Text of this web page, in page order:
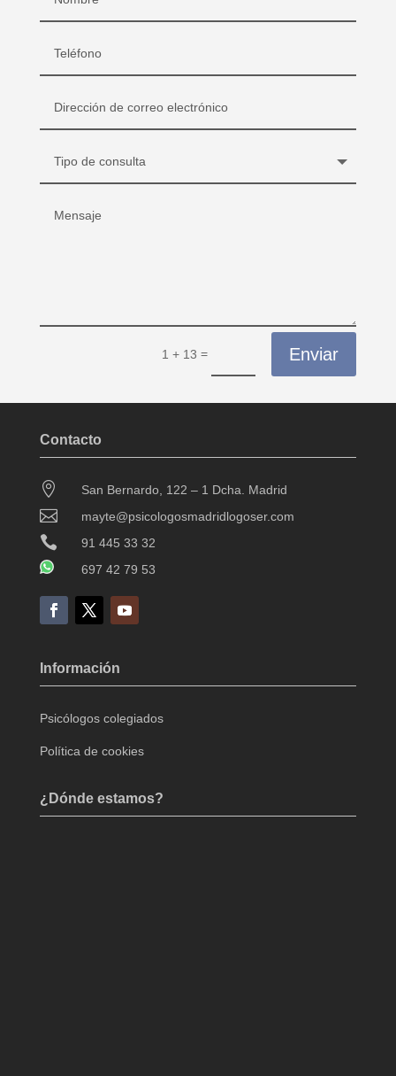
1 + 13 = Enviar
Contacto
 San Bernardo, 122 – 1 Dcha. Madrid
 mayte@psicologosmadridlogoser.com

91 445 33 32
697 42 79 53
Información
Psicólogos colegiados
Política de cookies
¿Dónde estamos?